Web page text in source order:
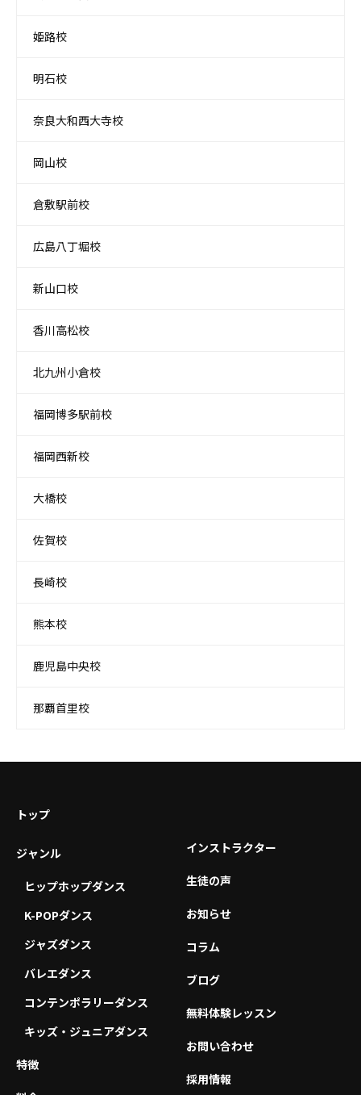
姫路校
明石校
奈良大和西大寺校
岡山校
倉敷駅前校
広島八丁堀校
新山口校
香川高松校
北九州小倉校
福岡博多駅前校
福岡西新校
大橋校
佐賀校
長崎校
熊本校
鹿児島中央校
那覇首里校
トップ
ジャンル
ヒップホップダンス
K-POPダンス
ジャズダンス
バレエダンス
コンテンポラリーダンス
キッズ・ジュニアダンス
特徴
インストラクター
生徒の声
お知らせ
コラム
ブログ
無料体験レッスン
お問い合わせ
採用情報